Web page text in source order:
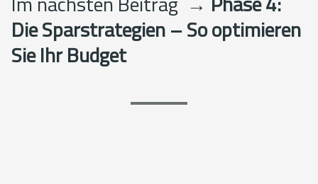
Die Sparstrategien – So optimieren
Sie Ihr Budget